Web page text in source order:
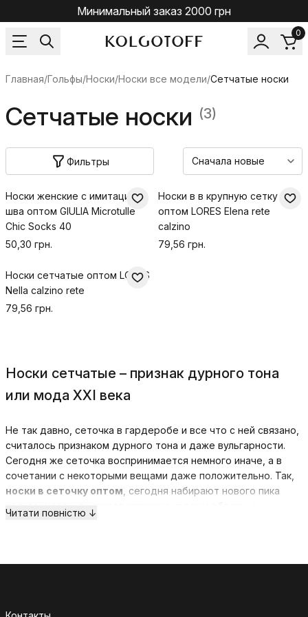
Минимальный заказ 2000 грн
0
Главная/Гольфы/Носки/Носки все модели/Сетчатые носки
Сетчатые носки (3)
Фильтры
Носки женские с имитацией
шва оптом GIULIA Microtulle
Chic Socks 40
50,30 грн.
Носки в в крупную сетку
оптом LORES Elena rete
calzino
79,56 грн.
Носки сетчатые оптом LORES
Nella calzino rete
79,56 грн.
Носки сетчатые – признак дурного тона
или мода XXI века
Не так давно, сеточка в гардеробе и все что с ней связано,
считалось признаком дурного тона и даже вульгарности.
Сегодня же сеточка воспринимается немного иначе, а в
сочетании с некоторыми вещами даже положительно. Так,
носки в сеточку оптом , сегодня набирают нового пика
забытое изделие, поэтому следует разобраться, с чем и
вкусом.
Читати повністю ↓